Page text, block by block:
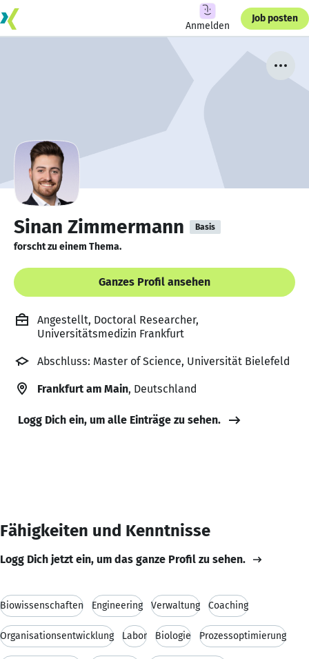
Anmelden
Job posten
Sinan Zimmermann Basis
forscht zu einem Thema.
Ganzes Profil ansehen
Angestellt, Doctoral Researcher,
Universitätsmedizin Frankfurt
Abschluss: Master of Science, Universität Bielefeld
Frankfurt am Main, Deutschland
Logg Dich ein, um alle Einträge zu sehen.
Fähigkeiten und Kenntnisse
Logg Dich jetzt ein, um das ganze Profil zu sehen.
Biowissenschaften Engineering Verwaltung Coaching
Organisationsentwicklung Labor Biologie Prozessoptimierung